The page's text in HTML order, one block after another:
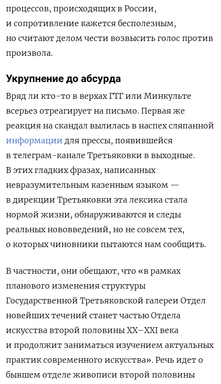
процессов, происходящих в России,
и сопротивление кажется бесполезным,
но считают делом чести возвысить голос против
произвола.
Укрупнение до абсурда
Вряд ли кто-то в верхах ГТГ или Минкульте
всерьез отреагирует на письмо. Первая же
реакция на скандал вылилась в наспех сляпанной
информации для прессы, появившейся
в телеграм-канале Третьяковки в выходные.
В этих гладких фразах, написанных
невразумительным казенным языком —
в дирекции Третьяковки эта лексика стала
нормой жизни, обнаруживаются и следы
реальных нововведений, но не совсем тех,
о которых чиновники пытаются нам сообщить.
В частности, они обещают, что «в рамках
планового изменения структуры
Государственной Третьяковской галереи Отдел
новейших течений станет частью Отдела
искусства второй половины ХХ–ХХI века
и продолжит заниматься изучением актуальных
практик современного искусства». Речь идет о
бывшем отделе живописи второй половины